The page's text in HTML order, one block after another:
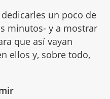
un poco de
minutos- y a mostrar
que así vayan
ellos y, sobre todo,